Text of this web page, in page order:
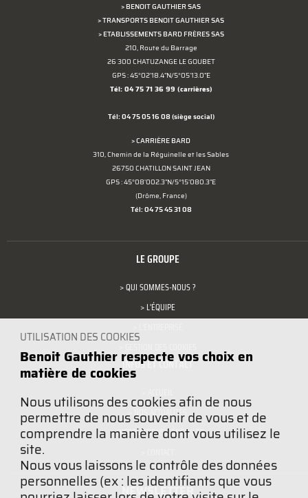
> BENOIT GAUTHIER SAS
> TRANSPORTS BENOIT GAUTHIER SAS
> ETABLISSEMENTS BARD FRÈRES SAS
210, Route du Barrage
26 300 CHATUZANGE LE GOUBET
GPS : 45°02'18.4"N/5°05'13.0"E
Tél: 04 75 71 36 99 (carrières)
Tél: 04 75 05 16 08 (siège social)
> CARRIÈRE BARD
310, Chemin de la Réguinelle et les Sables
26750 CHATILLON SAINT JEAN
GPS : 45°08'002.3"N/5°15'080.3"E
(Drôme, France)
Tél: 04 75 45 31 08
LE GROUPE
> QUI SOMMES-NOUS ?
> L'ÉQUIPE
INFOS ET CONTACT
> NOS ACTUALITÉS
> INFORMATIONS GÉNÉRALES
NEWSLETTER
UTILISATION DES COOKIES
Benoit Gauthier respecte vos choix en
matière de cookies
Nous utilisons des cookies afin de nous
permettre de nous souvenir de vous et de
comprendre la manière dont vous utilisez le
site.
Nous vous laissons le contrôle des données
personnelles (ex : les identifiants que vous